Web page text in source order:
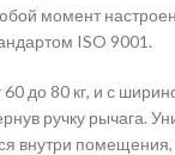
момент
ISO 9001.
до 80 кг, и с
ручку рычага.
внутри